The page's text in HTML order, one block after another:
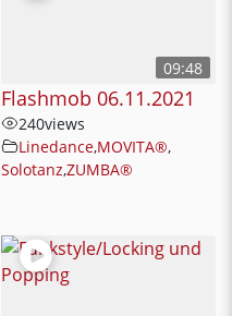
09:48
Flashmob 06.11.2021
240views
Linedance,MOVITA®,
Solotanz,ZUMBA®